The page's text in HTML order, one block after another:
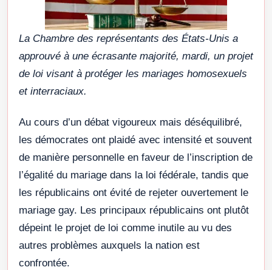
La Chambre des représentants des États-Unis a
approuvé à une écrasante majorité, mardi, un projet
de loi visant à protéger les mariages homosexuels
et interraciaux.
Au cours d’un débat vigoureux mais déséquilibré,
les démocrates ont plaidé avec intensité et souvent
de manière personnelle en faveur de l’inscription de
l’égalité du mariage dans la loi fédérale, tandis que
les républicains ont évité de rejeter ouvertement le
mariage gay. Les principaux républicains ont plutôt
dépeint le projet de loi comme inutile au vu des
autres problèmes auxquels la nation est
confrontée.